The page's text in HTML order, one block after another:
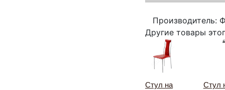
Производитель:
Другие товары
Стул на
Стул